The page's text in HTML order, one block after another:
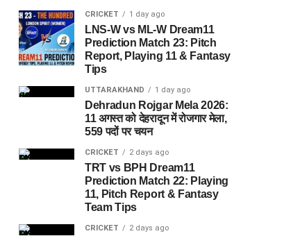
CRICKET 1 day ago
LNS-W vs ML-W Dream11
Prediction Match 23: Pitch
Report, Playing 11 & Fantasy
Tips
UTTARAKHAND 1 day ago
Dehradun Rojgar Mela 2026:
11 अगस्त को देहरादून में रोजगार मेला,
559 पदों पर चयन
CRICKET 2 days ago
TRT vs BPH Dream11
Prediction Match 22: Playing
11, Pitch Report & Fantasy
Team Tips
CRICKET 2 days ago